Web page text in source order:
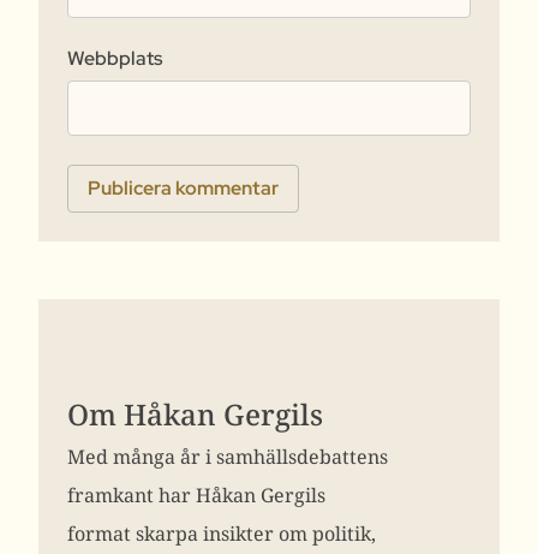
Webbplats
Om Håkan Gergils
Med många år i samhällsdebattens
framkant har Håkan Gergils
format skarpa insikter om politik,